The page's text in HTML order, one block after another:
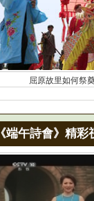
屈原故里如何祭
《端午詩會》精彩